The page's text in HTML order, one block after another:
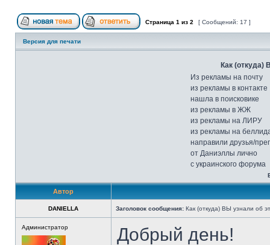
Страница 1 из 2 [ Сообщений: 17 ]
Версия для печати
Как
Из рекламы на почту
из рекламы в контакте
нашла в поисковике
из рекламы в ЖЖ
из рекламы на ЛИРУ
из рекламы на
направили друзья/
от Даниэллы лично
с украинского форума
Автор
DANIELLA Заголовок сообщения: Как (откуда) ВЫ узнали об
Администратор
Добрый день!